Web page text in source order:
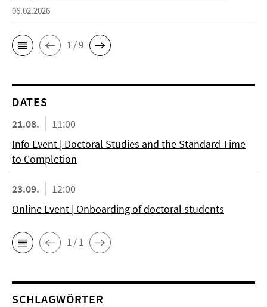
06.02.2026
1 / 9
DATES
21.08.
11:00
Info Event | Doctoral Studies and the Standard Time
to Completion
23.09.
12:00
Online Event | Onboarding of doctoral students
1 / 1
SCHLAGWÖRTER